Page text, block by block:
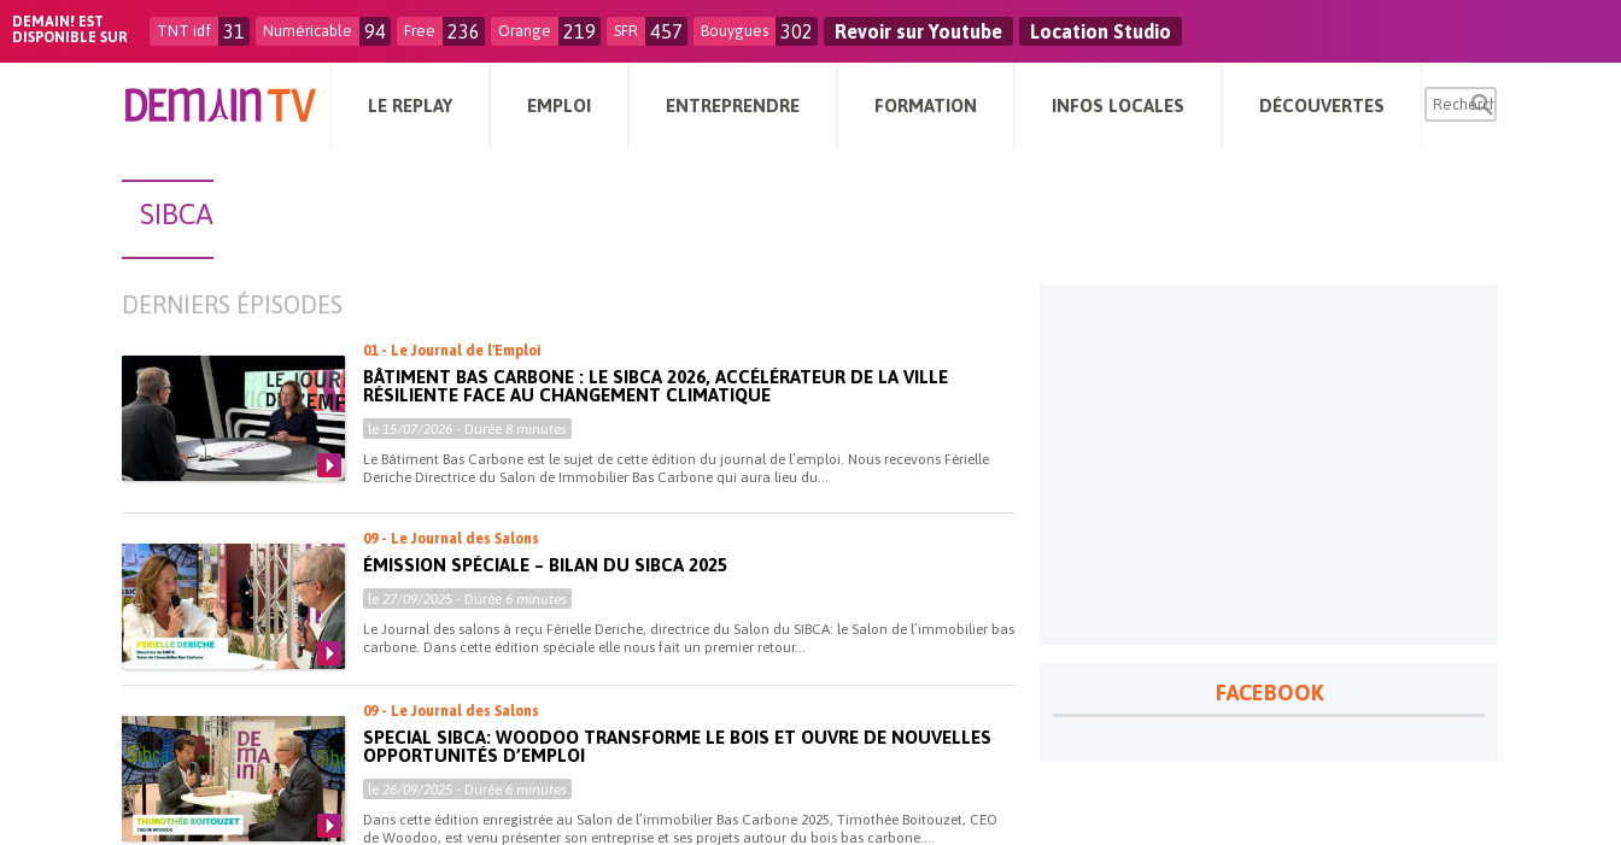
DEMAIN! EST
DISPONIBLE SUR
TNT idf 31 Numéricable 94 Free 236 Orange 219 SFR 457 Bouygues 302 Revoir sur Youtube Location Studio
LE REPLAY EMPLOI ENTREPRENDRE FORMATION INFOS LOCALES DÉCOUVERTES
SIBCA
DERNIERS ÉPISODES
01 - Le Journal de l'Emploi
BÂTIMENT BAS CARBONE : LE SIBCA 2026, ACCÉLÉRATEUR DE LA VILLE
RÉSILIENTE FACE AU CHANGEMENT CLIMATIQUE
le15/07/2026 - Durée 8 minutes
Le Bâtiment Bas Carbone est le sujet de cette édition du journal de l’emploi. Nous recevons Férielle
Deriche Directrice du Salon de Immobilier Bas Carbone qui aura lieu du...
09 - Le Journal des Salons
ÉMISSION SPÉCIALE – BILAN DU SIBCA 2025
le27/09/2025 - Durée 6 minutes
Le Journal des salons à reçu Férielle Deriche, directrice du Salon du SIBCA: le Salon de l’immobilier bas
carbone. Dans cette édition spéciale elle nous fait un premier retour...
09 - Le Journal des Salons
SPECIAL SIBCA: WOODOO TRANSFORME LE BOIS ET OUVRE DE NOUVELLES
OPPORTUNITÉS D’EMPLOI
le26/09/2025 - Durée 6 minutes
Dans cette édition enregistrée au Salon de l’immobilier Bas Carbone 2025, Timothée Boitouzet, CEO
de Woodoo, est venu présenter son entreprise et ses projets autour du bois bas carbone....
FACEBOOK